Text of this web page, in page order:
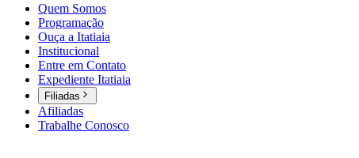
Quem Somos
Programação
Ouça a Itatiaia
Institucional
Entre em Contato
Expediente Itatiaia
Filiadas
Afiliadas
Trabalhe Conosco